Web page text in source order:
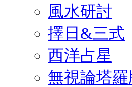
風水研討
擇日&三式
西洋占星
無視論塔羅